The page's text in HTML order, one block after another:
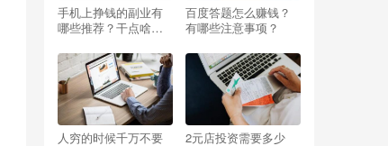
手机上挣钱的副业有
哪些推荐？干点啥能
百度答题怎么赚钱？
有哪些注意事项？
人穷的时候千万不要
2元店投资需要多少